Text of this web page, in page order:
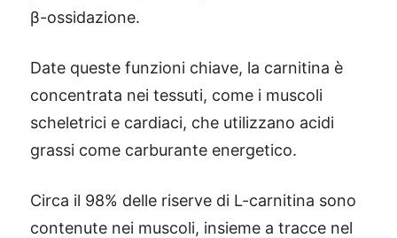
β-ossidazione.
Date queste funzioni chiave, la carnitina è
concentrata nei tessuti, come i muscoli
scheletrici e cardiaci, che utilizzano acidi
grassi come carburante energetico.
Circa il 98% delle riserve di L-carnitina sono
contenute nei muscoli, insieme a tracce nel